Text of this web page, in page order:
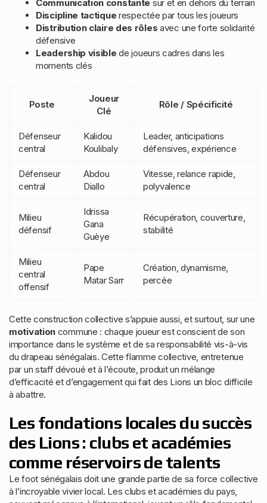
Communication constante sur et en dehors du terrain
Discipline tactique respectée par tous les joueurs
Distribution claire des rôles avec une forte solidarité
défensive
Leadership visible de joueurs cadres dans les
moments clés
Poste
Joueur
Clé
Rôle / Spécificité
Défenseur
central
Kalidou
Koulibaly
Leader, anticipations
défensives, expérience
Défenseur
central
Abdou
Diallo
Vitesse, relance rapide,
polyvalence
Milieu
défensif
Idrissa
Gana
Guèye
Récupération, couverture,
stabilité
Milieu
central
offensif
Pape
Matar Sarr
Création, dynamisme,
percée
Cette construction collective s’appuie aussi, et surtout, sur une
motivation commune : chaque joueur est conscient de son
importance dans le système et de sa responsabilité vis-à-vis
du drapeau sénégalais. Cette flamme collective, entretenue
par un staff dévoué et à l’écoute, produit un mélange
d’efficacité et d’engagement qui fait des Lions un bloc difficile
à abattre.
Les fondations locales du succès
des Lions : clubs et académies
comme réservoirs de talents
Le foot sénégalais doit une grande partie de sa force collective
à l’incroyable vivier local. Les clubs et académies du pays,